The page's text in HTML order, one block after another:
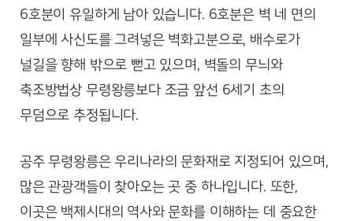
6호분이 유일하게 남아 있습니다. 6호분은 벽 네 면의
일부에 사신도를 그려넣은 벽화고분으로, 배수로가
널길을 향해 밖으로 뻗고 있으며, 벽돌의 무늬와
축조방법상 무령왕릉보다 조금 앞선 6세기 초의
무덤으로 추정됩니다.
공주 무령왕릉은 우리나라의 문화재로 지정되어 있으며,
많은 관광객들이 찾아오는 곳 중 하나입니다. 또한,
이곳은 백제시대의 역사와 문화를 이해하는 데 중요한